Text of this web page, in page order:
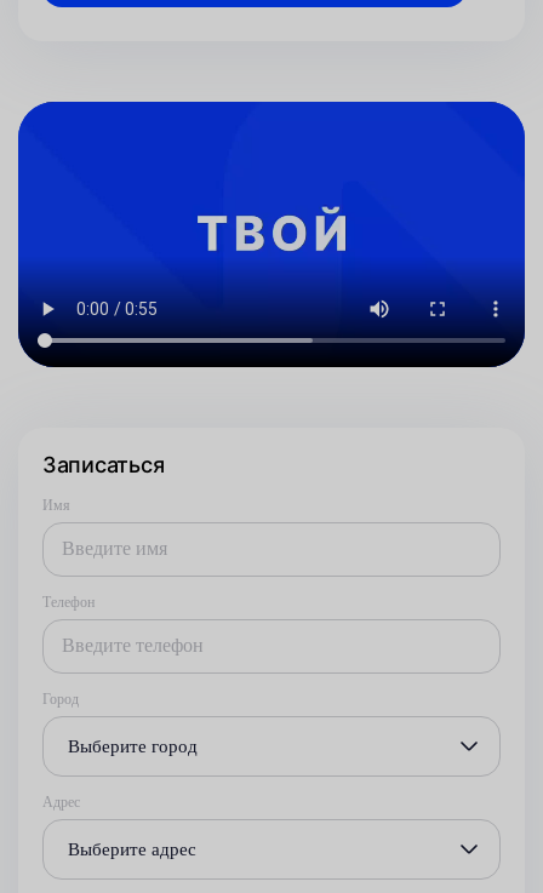
Записаться
Имя
Телефон
Город
Выберите город
Адрес
Выберите адрес